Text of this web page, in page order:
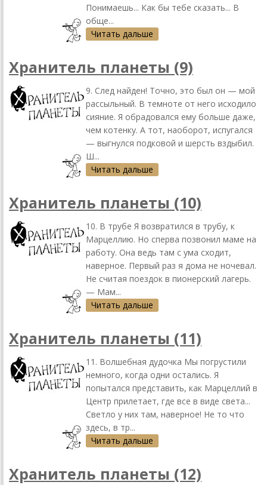
Понимаешь... Как бы тебе сказать... В
обще...
Читать дальше
Хранитель планеты (9)
9. След найден! Точно, это был он — мой
рассыльный. В темноте от него исходило
сияние. Я обрадовался ему больше даже,
чем котенку. А тот, наоборот, испугался
— выгнулся подковой и шерсть вздыбил.
Ш...
Читать дальше
Хранитель планеты (10)
10. В трубе Я возвратился в трубу, к
Марцеллию. Но сперва позвонил маме на
работу. Она ведь там с ума сходит,
наверное. Первый раз я дома не ночевал.
Не считая поездок в пионерский лагерь.
— Мам...
Читать дальше
Хранитель планеты (11)
11. Волшебная дудочка Мы погрустили
немного, когда одни остались. Я
попытался представить, как Марцеллий в
Центр прилетает, где все в виде света...
Светло у них там, наверное! Не то что
здесь, в тр...
Читать дальше
Хранитель планеты (12)